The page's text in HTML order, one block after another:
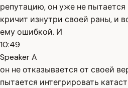
репутацию, он уже не
кричит изнутри своей раны, и
ему ошибкой. И
10:49
Speaker A
он не отказывается от своей
пытается интегрировать